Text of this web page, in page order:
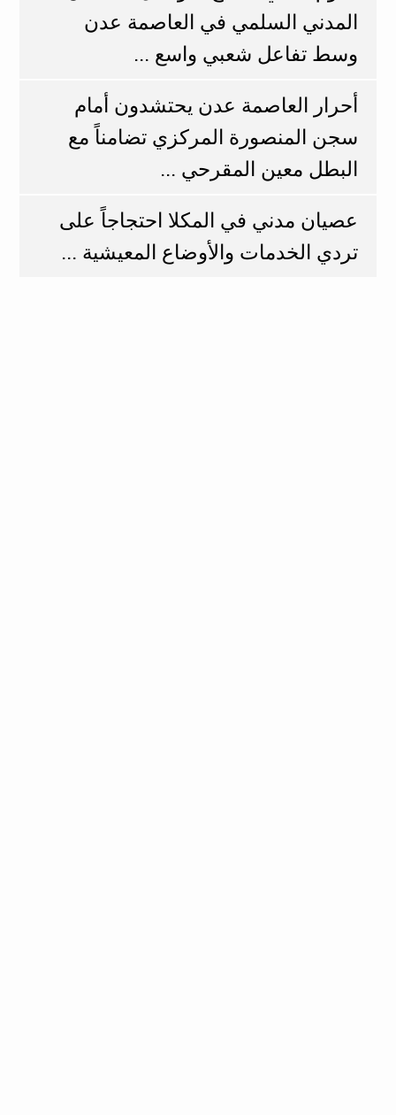
المدني السلمي في العاصمة عدن
وسط تفاعل شعبي واسع ...
أحرار العاصمة عدن يحتشدون أمام
سجن المنصورة المركزي تضامناً مع
البطل معين المقرحي ...
عصيان مدني في المكلا احتجاجاً على
تردي الخدمات والأوضاع المعيشية ...